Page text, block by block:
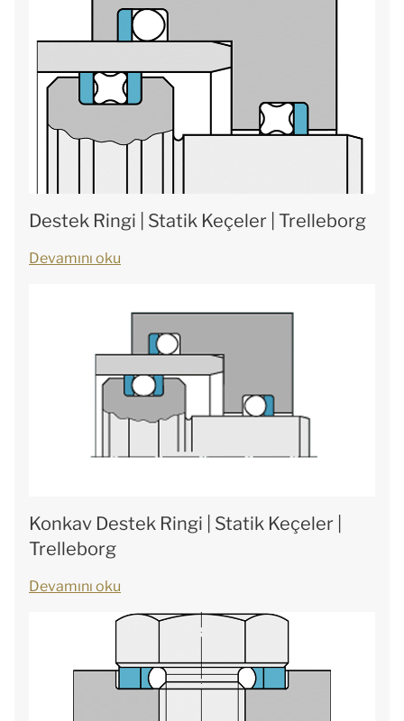
Destek Ringi | Statik Keçeler | Trelleborg
Devamını oku
Konkav Destek Ringi | Statik Keçeler |
Trelleborg
Devamını oku